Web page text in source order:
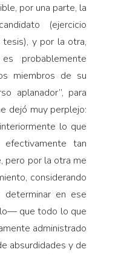
por una parte, la
(ejercicio
y por la otra,
probablemente
miembros de su
aplanador”, para
dejó muy perplejo:
lo que
tan
pero por la otra me
considerando
en ese
que todo lo que
administrado
absurdidades y de